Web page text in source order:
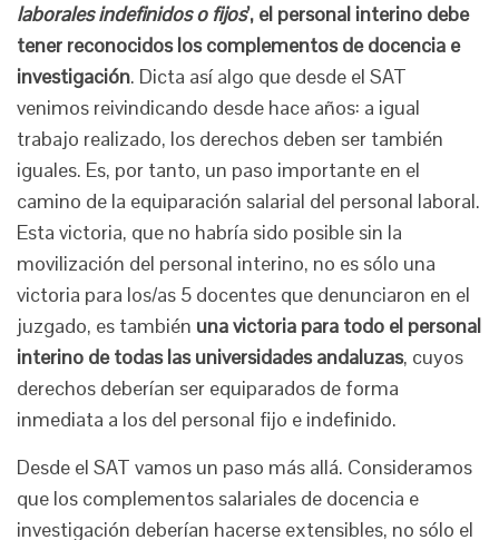
laborales indefinidos o fijos’, el personal interino debe
tener reconocidos los complementos de docencia e
investigación. Dicta así algo que desde el SAT
venimos reivindicando desde hace años: a igual
trabajo realizado, los derechos deben ser también
iguales. Es, por tanto, un paso importante en el
camino de la equiparación salarial del personal laboral.
Esta victoria, que no habría sido posible sin la
movilización del personal interino, no es sólo una
victoria para los/as 5 docentes que denunciaron en el
juzgado, es también una victoria para todo el personal
interino de todas las universidades andaluzas, cuyos
derechos deberían ser equiparados de forma
inmediata a los del personal fijo e indefinido.
Desde el SAT vamos un paso más allá. Consideramos
que los complementos salariales de docencia e
investigación deberían hacerse extensibles, no sólo el